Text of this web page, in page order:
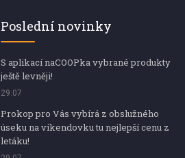
Poslední novinky
S aplikací naCOOPka vybrané produkty
ještě levněji!
29.07
Prokop pro Vás vybírá z obslužného
úseku na víkendovku tu nejlepší cenu z
letáku!